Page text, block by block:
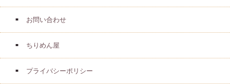
お問い合わせ
ちりめん屋
プライバシーポリシー